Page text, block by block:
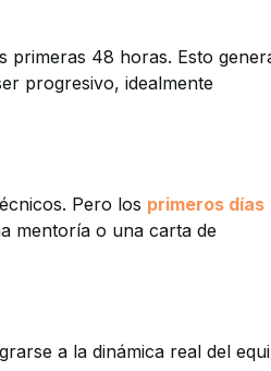
primeras 48 horas. Esto
progresivo, idealmente
Pero los primeros días
mentoría o una carta de
a la dinámica real del